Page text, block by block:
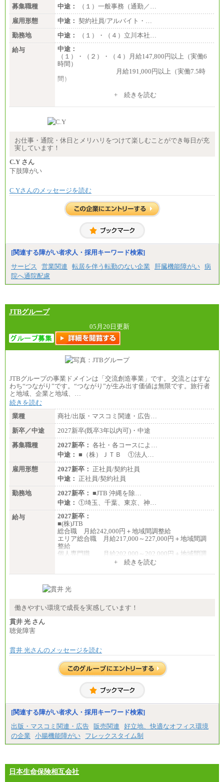
募集職種 中途：
（１）一般事務（通勤／…
雇用形態
中途： 契約社員/アルバイト・…
勤務地
中途：
（１）・（４）立川本社…
給与
中途：
（１）・（２）・（４）月給147,800円以上（実働6
時間）
月給191,000円以上（実働7.5時
間）
（３）月給191,000円以上（実働7.5時間）
（５）月給147,800円以上（実働6時間）
時給 1,226円（実働4.5時間）
間額換算額）
・退職金相当手当 37円
+ 続きを読む
お仕事・通院・休日とメリハリをつけて楽しむことができ毎日が充
実しています！
C.Y さん
下肢障がい
C.Yさんのメッセージを読む
[関連する障がい者求人・採用キーワード検索]
サービス
営業関連 転居を伴う転勤のない企業 肝臓機能障がい 病
院へ通院配慮
JTBグループ
05月20日更新
JTBグループの事業ドメインは「交流創造事業」です。 交流とはすな
わち“つながり”です。“つながり”が生み出す価値は無限です。旅行者
と地域、企業と地域、…
続きを読む
業種
商社/出版・マスコミ関連・広告…
新卒／中途
2027新卒(既卒3年以内可)・中途
募集職種
2027新卒： 各社・各コースによ…
中途： ■（株）ＪＴＢ ①法人…
雇用形態
2027新卒： 正社員/契約社員
中途： 正社員/契約社員
勤務地
2027新卒： ■JTB 沖縄を除…
中途： ①埼玉、千葉、東京、神…
給与
2027新卒：
■(株)JTB
総合職 月給242,000円＋地域間調整給
エリア総合職 月給217,000～227,000円＋地域間調
整給
個人専門職 月給202,000～202,000円＋地域間調
総合職 月給208,000～235,000円
※詳細はJTBキャリアサイトよりご確認ください。
総合職 月給220,000～230,000円＋地域間調整給
整給
※詳細はJTBキャリアサイトよりご確認ください。
■(株)JTBコミュニケーションデザイン
総合職 月給230,000円
みなし残業手当：20,000円（一律支給）※みなし
残業手当の残業時間は10.43時間。
間に応じて、時間外手当等を支給。
エリアサポート職 月給188,000円
■（株）JTBグローバルマーケティング＆トラベル
+ 続きを読む
働きやすい環境で成長を実感しています！
貫井 光 さん
聴覚障害
貫井 光さんのメッセージを読む
[関連する障がい者求人・採用キーワード検索]
出版・マスコミ関連・広告 販売関連
好立地、快適なオフィス環境
の企業
小腸機能障がい フレックスタイム制
日本生命保険相互会社